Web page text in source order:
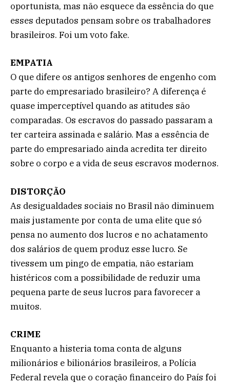
oportunista, mas não esquece da essência do que
esses deputados pensam sobre os trabalhadores
brasileiros. Foi um voto fake.
EMPATIA
O que difere os antigos senhores de engenho com
parte do empresariado brasileiro? A diferença é
quase imperceptível quando as atitudes são
comparadas. Os escravos do passado passaram a
ter carteira assinada e salário. Mas a essência de
parte do empresariado ainda acredita ter direito
sobre o corpo e a vida de seus escravos modernos.
DISTORÇÃO
As desigualdades sociais no Brasil não diminuem
mais justamente por conta de uma elite que só
pensa no aumento dos lucros e no achatamento
dos salários de quem produz esse lucro. Se
tivessem um pingo de empatia, não estariam
histéricos com a possibilidade de reduzir uma
pequena parte de seus lucros para favorecer a
muitos.
CRIME
Enquanto a histeria toma conta de alguns
milionários e bilionários brasileiros, a Polícia
Federal revela que o coração financeiro do País foi